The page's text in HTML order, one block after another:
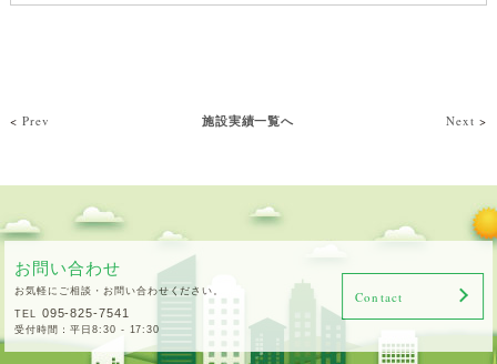
<Prev 施設実績一覧へ Next >
お問い合わせ
お気軽にご相談・お問い合わせください。
TEL 095-825-7541
受付時間：平日8:30 - 17:30
Contact